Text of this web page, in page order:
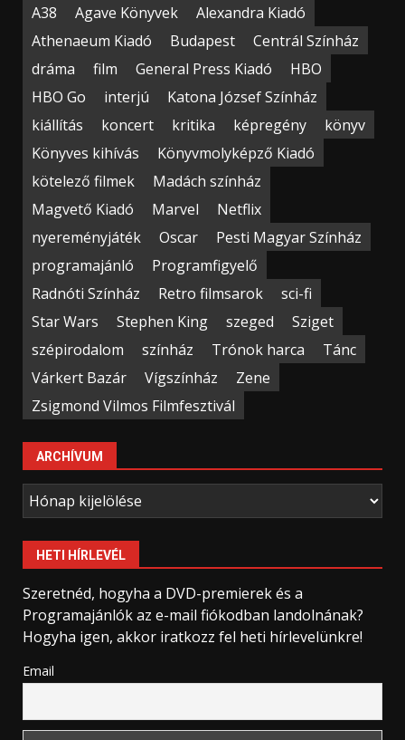
A38 Agave Könyvek
Alexandra Kiadó
Athenaeum Kiadó
Budapest
Centrál Színház
dráma
film General Press Kiadó
HBO
HBO Go
interjú
Katona József Színház
kiállítás
koncert kritika képregény
könyv
Könyves kihívás
Könyvmolyképző Kiadó
kötelező filmek
Madách színház
Magvető Kiadó
Marvel
Netflix
nyereményjáték
Oscar
Pesti Magyar Színház
programajánló
Programfigyelő
Radnóti Színház
Retro filmsarok
sci-fi
Star Wars
Stephen King szeged
Sziget
szépirodalom
színház Trónok harca
Tánc
Várkert Bazár
Vígszínház
Zene
Zsigmond Vilmos Filmfesztivál
ARCHÍVUM
Archívum
HETI HÍRLEVÉL
Szeretnéd, hogyha a DVD-premierek és a
Programajánlók az e-mail fiókodban landolnának?
Hogyha igen, akkor iratkozz fel heti hírlevelünkre!
Email